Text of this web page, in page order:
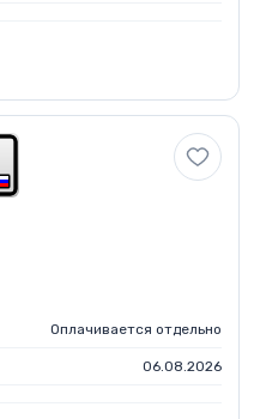
Оплачивается отдельно
06.08.2026